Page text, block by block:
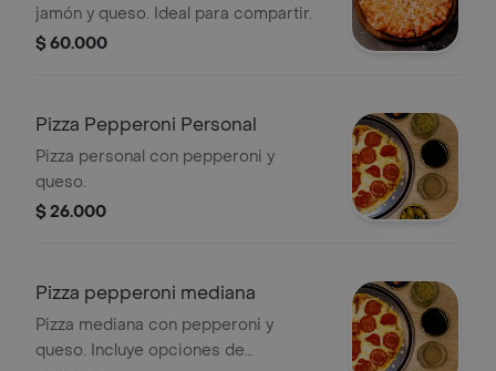
jamón y queso. Ideal para compartir.
$ 60.000
Pizza Pepperoni Personal
Pizza personal con pepperoni y
queso.
$ 26.000
Pizza pepperoni mediana
Pizza mediana con pepperoni y
queso. Incluye opciones de